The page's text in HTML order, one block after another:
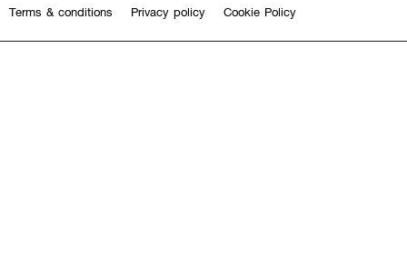
Terms & conditions
Privacy policy Cookie Policy